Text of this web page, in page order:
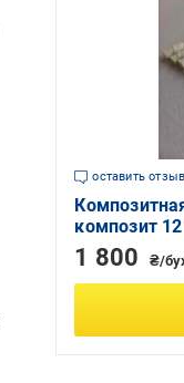
оставить отзыв
композит
1 800 ₴/